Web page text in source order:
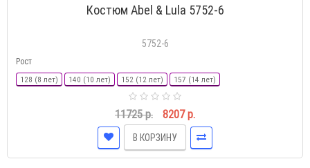
Костюм Abel & Lula 5752-6
5752-6
Рост
128 (8 лет) 140 (10 лет) 152 (12 лет) 157 (14 лет)
11725 р. 8207 р.
В КОРЗИНУ